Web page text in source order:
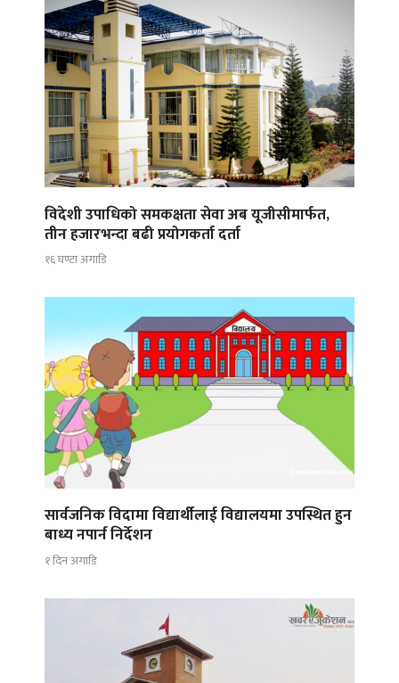
विदेशी उपाधिको समकक्षता सेवा अब यूजीसीमार्फत,
तीन हजारभन्दा बढी प्रयोगकर्ता दर्ता
१६ घण्टा अगाडि
सार्वजनिक विदामा विद्यार्थीलाई विद्यालयमा उपस्थित हुन
बाध्य नपार्न निर्देशन
१ दिन अगाडि